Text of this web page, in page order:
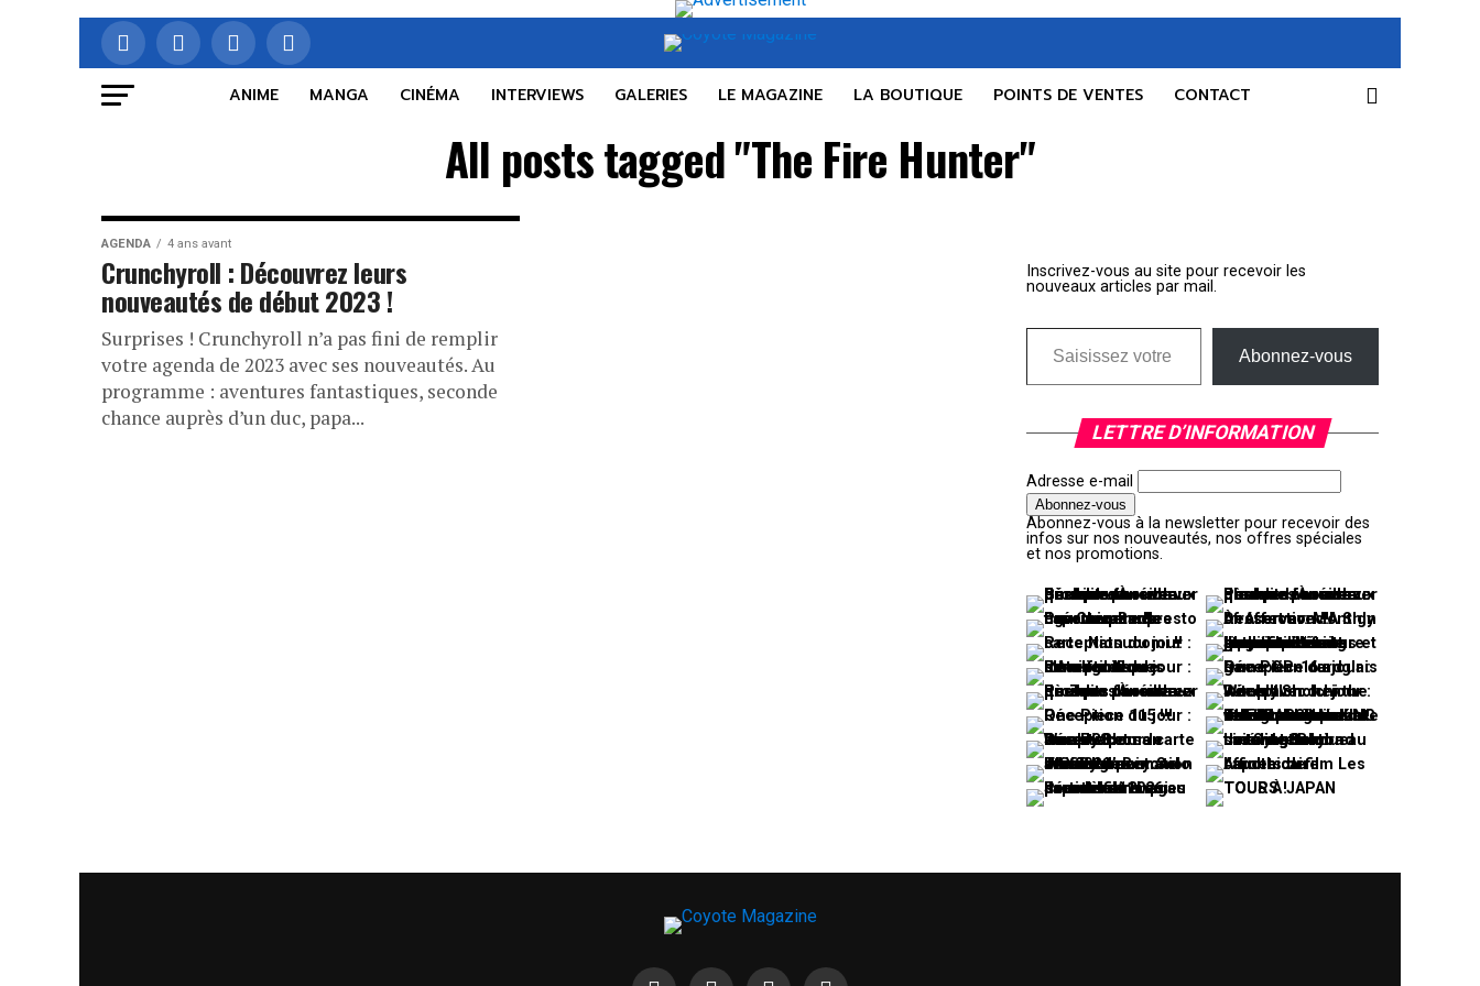
ANIME MANGA CINÉMA INTERVIEWS GALERIES LE MAGAZINE LA BOUTIQUE POINTS DE VENTES CONTACT
All posts tagged "The Fire Hunter"
AGENDA 4 ans avant
Crunchyroll : Découvrez leurs
nouveautés de début 2023 !
Surprises ! Crunchyroll n’a pas fini de remplir
votre agenda de 2023 avec ses nouveautés. Au
programme : aventures fantastiques, seconde
chance auprès d’un duc, papa...
Inscrivez-vous au site pour recevoir les
nouveaux articles par mail.
Saisissez votre adresse e-mail…
Abonnez-vous
LETTRE D’INFORMATION
Adresse e-mail
Abonnez-vous à la newsletter pour recevoir des
infos sur nos nouveautés, nos offres spéciales
et nos promotions.